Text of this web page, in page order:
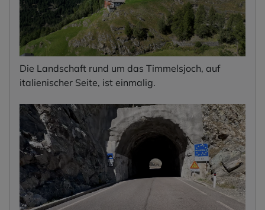
Die Landschaft rund um das Timmelsjoch, auf
italienischer Seite, ist einmalig.